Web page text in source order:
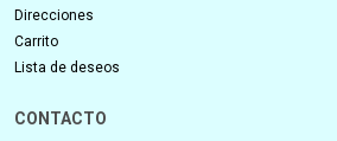
Direcciones
Carrito
Lista de deseos
CONTACTO